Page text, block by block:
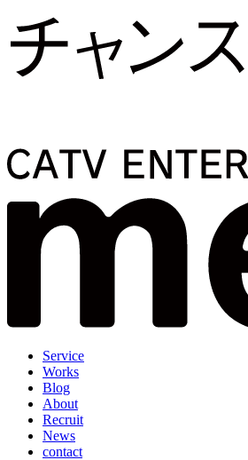
Service
Works
Blog
About
Recruit
News
contact